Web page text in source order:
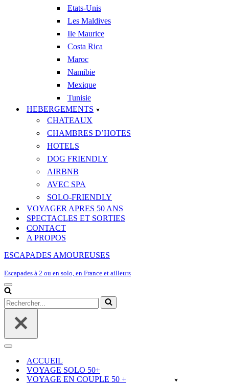
Etats-Unis
Les Maldives
Ile Maurice
Costa Rica
Maroc
Namibie
Mexique
Tunisie
HEBERGEMENTS
CHATEAUX
CHAMBRES D’HOTES
HOTELS
DOG FRIENDLY
AIRBNB
AVEC SPA
SOLO-FRIENDLY
VOYAGER APRES 50 ANS
SPECTACLES ET SORTIES
CONTACT
A PROPOS
ESCAPADES AMOUREUSES
Escapades à 2 ou en solo, en France et ailleurs
Menu
de
navigation
Rechercher...
Menu
navigationACCUEIL
VOYAGE SOLO 50+
VOYAGE EN COUPLE 50 +